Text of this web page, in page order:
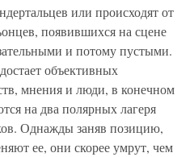
или происходят от
появившихся на сцене
и потому пустыми.
объективных
мнения и люди, в конечном
на два полярных лагеря
Однажды заняв позицию,
ее, они скорее умрут, чем